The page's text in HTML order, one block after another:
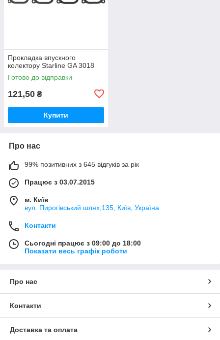
Прокладка впускного
колектору Starline GA 3018
Готово до відправки
121,50 ₴
Купити
Про нас
99% позитивних з 645 відгуків за рік
Працює з 03.07.2015
м. Київ
вул. Пирогівський шлях,135, Київ, Україна
Контакти
Сьогодні працює з 09:00 до 18:00
Показати весь графік роботи
Про нас
Контакти
Доставка та оплата